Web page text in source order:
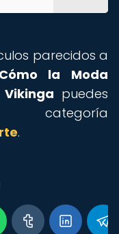
parecidos a
la Moda
puedes
.